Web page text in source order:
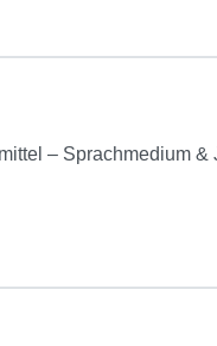
– Sprachmedium &